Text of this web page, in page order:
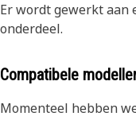
Er wordt gewerkt aan
onderdeel.
Compatibele
Momenteel hebben